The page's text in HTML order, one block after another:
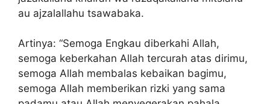
au ajzalallahu tsawabaka.
Artinya: “Semoga Engkau diberkahi Allah,
semoga keberkahan Allah tercurah atas dirimu,
semoga Allah membalas kebaikan bagimu,
semoga Allah memberikan rizki yang sama